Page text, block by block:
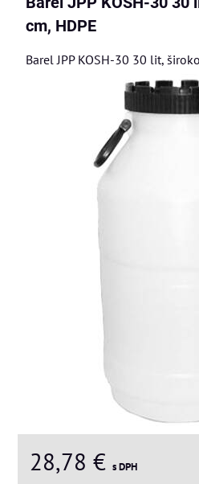
cm, HDPE
Barel JPP KOSH-30 30 lit,
28,78 € s DPH